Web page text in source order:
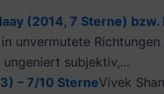
(2014, 7 Sterne)
unvermutete
subjektiv,...
– 7/10 SterneVivek